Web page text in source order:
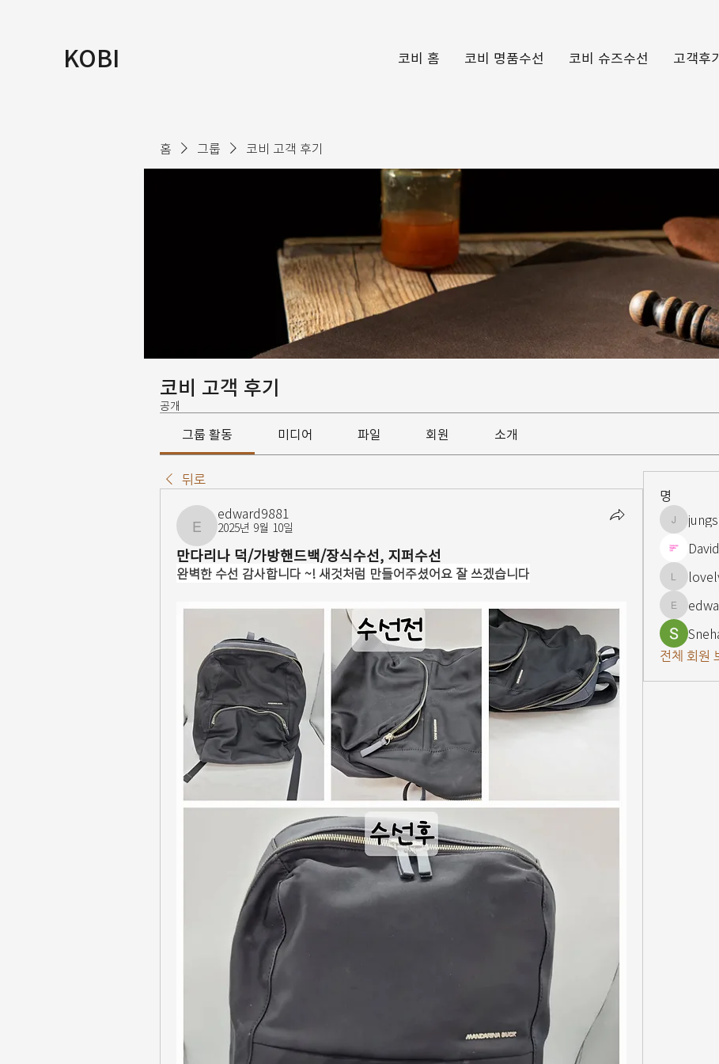
KOBI 코비 홈 코비 명품수선 코비 슈즈수선 고객후
홈 그룹 코비 고객 후기
코비 고객 후기
공개
그룹 활동 미디어 파일 회원 소개
뒤로
edward9881
edward9881
2025년 9월 10일
만다리나 덕/가방핸드백/장식수선, 지퍼수선
완벽한 수선 감사합니다 ~! 새것처럼 만들어주셨어요 잘 쓰겠습니다
명
jungsnng
lovelypigi
전체 회원